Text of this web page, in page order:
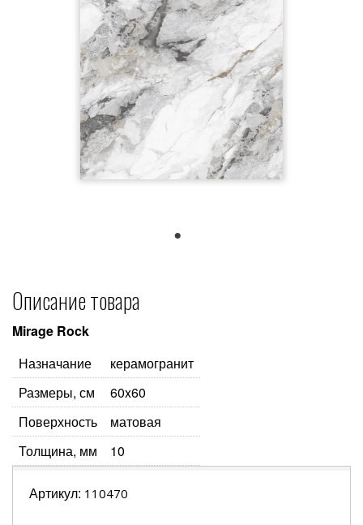
Описание товара
Mirage Rock
Назначание
керамогранит
Размеры, см
60x60
Поверхность
матовая
Толщина, мм
10
Артикул: 110470